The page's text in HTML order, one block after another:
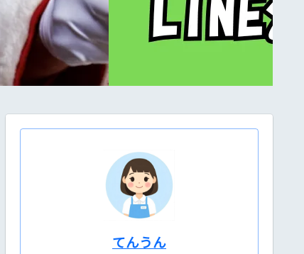
てんうん